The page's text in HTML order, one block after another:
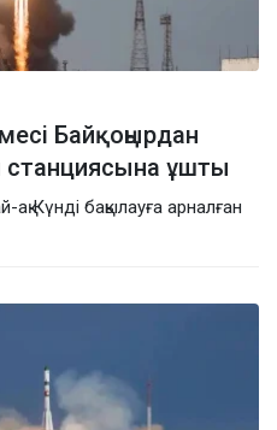
Байқоңырдан
ұшты
Күнді бақылауға арналған